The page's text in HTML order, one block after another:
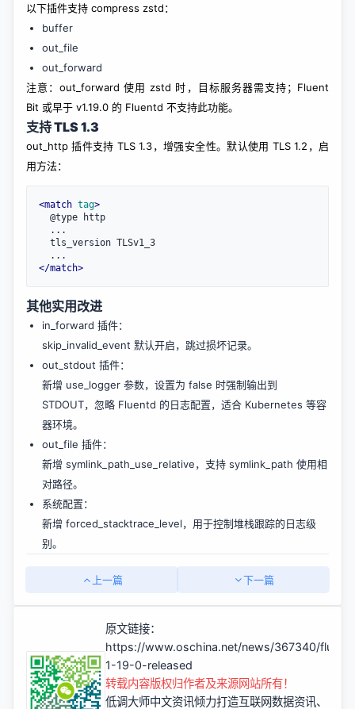
以下插件支持 compress zstd：
buffer
out_file
out_forward
注意：out_forward 使用 zstd 时，目标服务器需支持；Fluent
Bit 或早于 v1.19.0 的 Fluentd 不支持此功能。
支持 TLS 1.3
out_http 插件支持 TLS 1.3，增强安全性。默认使用 TLS 1.2，启
用方法：
<match tag>
@type http
...
tls_version TLSv1_3
...
</match>
其他实用改进
in_forward 插件：
skip_invalid_event 默认开启，跳过损坏记录。
out_stdout 插件：
新增 use_logger 参数，设置为 false 时强制输出到
STDOUT，忽略 Fluentd 的日志配置，适合 Kubernetes 等容
器环境。
out_file 插件：
新增 symlink_path_use_relative，支持 symlink_path 使用相
对路径。
系统配置：
新增 forced_stacktrace_level，用于控制堆栈跟踪的日志级
别。
上一篇 下一篇
原文链接：
https://www.oschina.net/news/367340/
1-19-0-released
转载内容版权归作者及来源网站所有！
低调大师中文资讯倾力打造互联网数据资讯、